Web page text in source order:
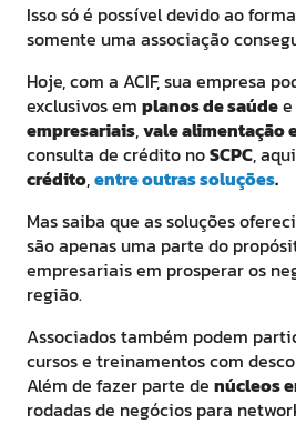
Isso só é possível devido ao
somente uma associação
Hoje, com a ACIF, sua empresa
exclusivos em planos de saúdee
empresariais,vale alimentação
consulta de crédito noSCPC,
crédito,entre outras soluções.
Mas saiba que as soluções
são apenas uma parte do
empresariais em prosperar os
região.
Associados também podem
cursos e treinamentos com
Além de fazer parte de núcleos
rodadas de negócios para